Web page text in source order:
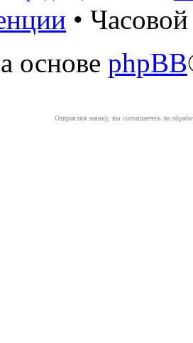
•
основе phpBB
Отправляя заявку, вы соглашаетесь на